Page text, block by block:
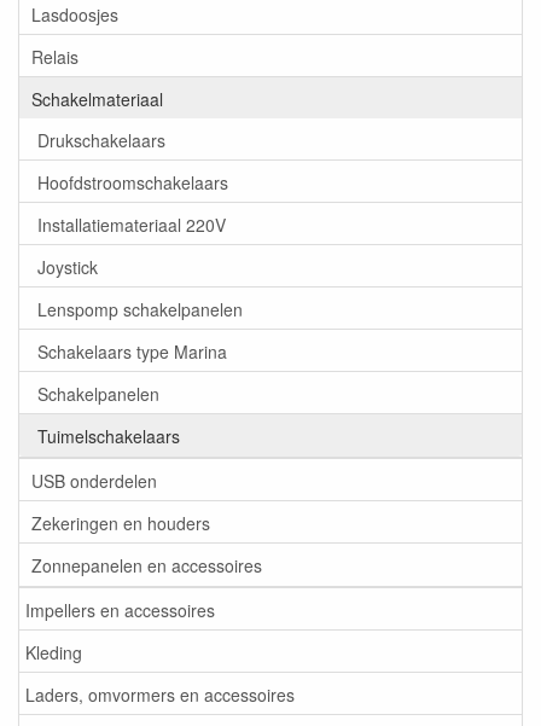
Lasdoosjes
Relais
Schakelmateriaal
Drukschakelaars
Hoofdstroomschakelaars
Installatiemateriaal 220V
Joystick
Lenspomp schakelpanelen
Schakelaars type Marina
Schakelpanelen
Tuimelschakelaars
USB onderdelen
Zekeringen en houders
Zonnepanelen en accessoires
Impellers en accessoires
Kleding
Laders, omvormers en accessoires